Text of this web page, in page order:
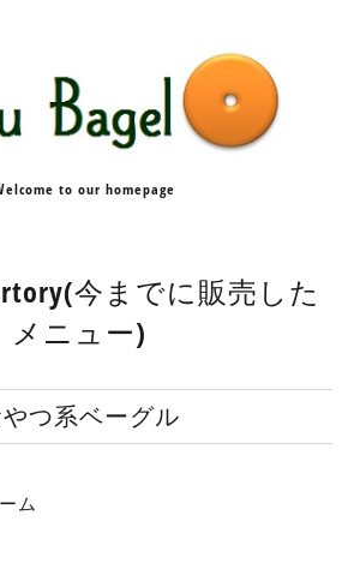
to our homepage
今までに販売した
メニュー)
つ系ベーグル
ム